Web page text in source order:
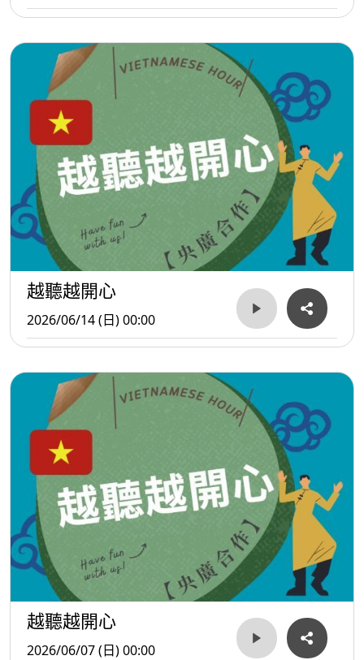
越聽越開心
2026/06/14 (日) 00:00
越聽越開心
2026/06/07 (日) 00:00